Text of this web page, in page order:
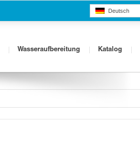
Deutsch
Wasseraufbereitung Katalog